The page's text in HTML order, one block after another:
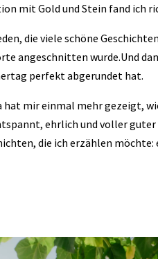
mit Gold und Stein fand ich
die viele schöne
angeschnitten wurde.Und
perfekt abgerundet hat.
hat mir einmal mehr gezeigt,
ehrlich und voller
die ich erzählen